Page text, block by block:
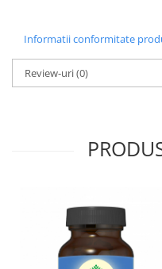
Informatii conformitate
Review-uri(0)